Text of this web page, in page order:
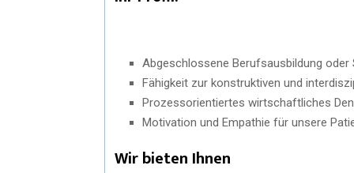
Abgeschlossene Berufsausbildung oder
Fähigkeit zur konstruktiven und
Prozessorientiertes wirtschaftliches
Motivation und Empathie für unsere
Wir bieten Ihnen